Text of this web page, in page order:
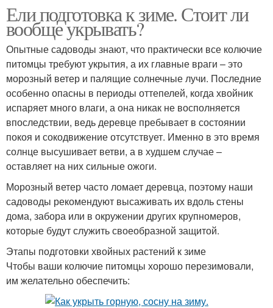
Ели подготовка к зиме. Стоит ли
вообще укрывать?
Опытные садоводы знают, что практически все колючие
питомцы требуют укрытия, а их главные враги – это
морозный ветер и палящие солнечные лучи. Последние
особенно опасны в периоды оттепелей, когда хвойник
испаряет много влаги, а она никак не восполняется
впоследствии, ведь деревце пребывает в состоянии
покоя и сокодвижение отсутствует. Именно в это время
солнце высушивает ветви, а в худшем случае –
оставляет на них сильные ожоги.
Морозный ветер часто ломает деревца, поэтому наши
садоводы рекомендуют высаживать их вдоль стены
дома, забора или в окружении других крупномеров,
которые будут служить своеобразной защитой.
Этапы подготовки хвойных растений к зиме
Чтобы ваши колючие питомцы хорошо перезимовали,
им желательно обеспечить: